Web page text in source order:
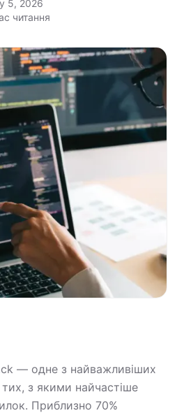
5, 2026
читання
— одне з найважливіших
тих, з якими найчастіше
Приблизно 70%